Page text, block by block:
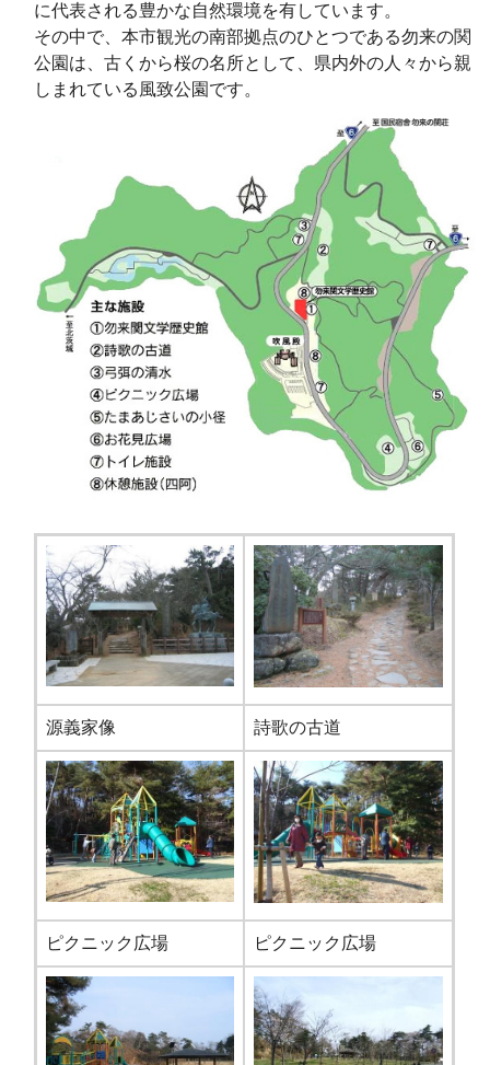
に代表される豊かな自然環境を有しています。
その中で、本市観光の南部拠点のひとつである勿来の関
公園は、古くから桜の名所として、県内外の人々から親
しまれている風致公園です。
源義家像 詩歌の古道
ピクニック広場 ピクニック広場